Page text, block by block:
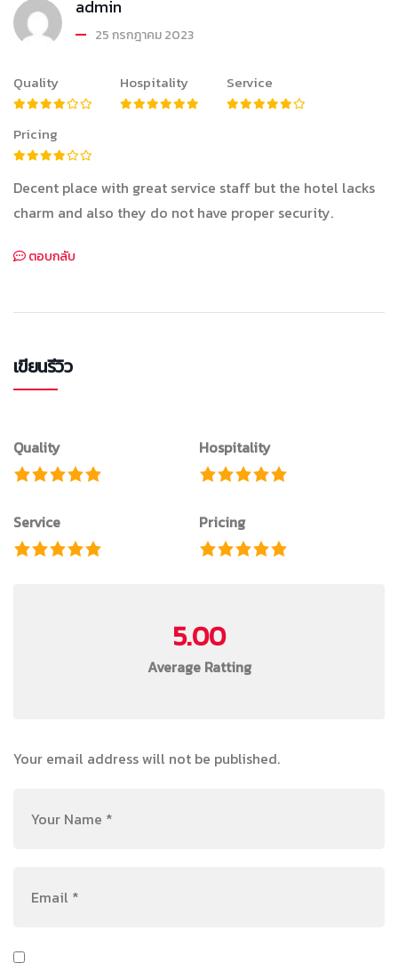
admin
25 กรกฎาคม 2023
Quality Hospitality Service
Pricing
Decent place with great service staff but the hotel lacks
charm and also they do not have proper security.
ตอบกลับ
เขียนรีวิว
Quality Hospitality
Service Pricing
5.00
Average Ratting
Your email address will not be published.